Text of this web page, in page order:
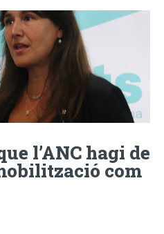
l’ANC hagi de
com